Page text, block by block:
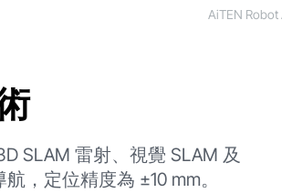
AiTEN
SLAM 雷射、視覺 SLAM 及
，定位精度為 ±10 mm。